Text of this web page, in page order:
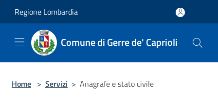
Regione Lombardia
Comune di Gerre de' Caprioli
Home > Servizi > Anagrafe e stato civile